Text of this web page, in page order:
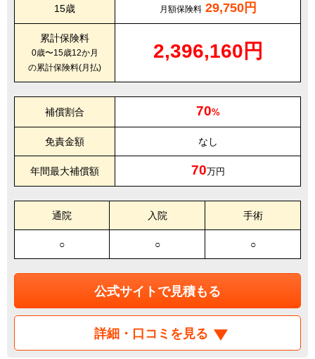
15歳 月額保険料 29,750円
累計保険料
0歳〜15歳12か月
の累計保険料(月払)
2,396,160円
補償割合 70%
免責金額 なし
年間最大補償額 70万円
通院 入院 手術
○ ○ ○
公式サイトで見積もる
詳細・口コミを見る